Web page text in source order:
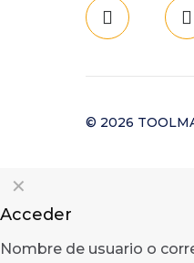
© 2026
✕
Acceder
Nombre de usuario o